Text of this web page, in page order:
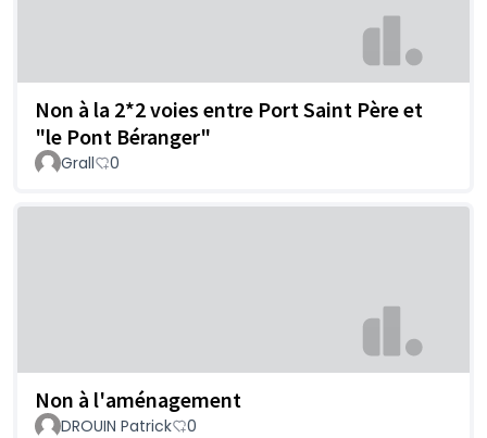
Non à la 2*2 voies entre Port Saint Père et
"le Pont Béranger"
Grall 0
Non à l'aménagement
DROUIN Patrick 0